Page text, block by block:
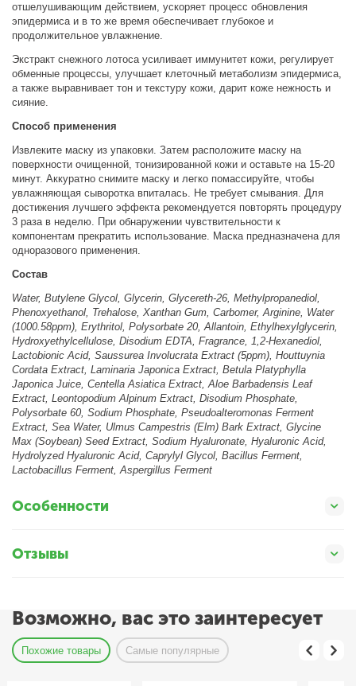
отшелушивающим действием, ускоряет процесс обновления
эпидермиса и в то же время обеспечивает глубокое и
продолжительное увлажнение.
Экстракт снежного лотоса усиливает иммунитет кожи, регулирует
обменные процессы, улучшает клеточный метаболизм эпидермиса,
а также выравнивает тон и текстуру кожи, дарит коже нежность и
сияние.
Способ применения
Извлеките маску из упаковки. Затем расположите маску на
поверхности очищенной, тонизированной кожи и оставьте на 15-20
минут. Аккуратно снимите маску и легко помассируйте, чтобы
увлажняющая сыворотка впиталась. Не требует смывания. Для
достижения лучшего эффекта рекомендуется повторять процедуру
3 раза в неделю. При обнаружении чувствительности к
компонентам прекратить использование. Маска предназначена для
одноразового применения.
Состав
Water, Butylene Glycol, Glycerin, Glycereth-26, Methylpropanediol,
Phenoxyethanol, Trehalose, Xanthan Gum, Carbomer, Arginine, Water
(1000.58ppm), Erythritol, Polysorbate 20, Allantoin, Ethylhexylglycerin,
Hydroxyethylcellulose, Disodium EDTA, Fragrance, 1,2-Hexanediol,
Lactobionic Acid, Saussurea Involucrata Extract (5ppm), Houttuynia
Cordata Extract, Laminaria Japonica Extract, Betula Platyphylla
Japonica Juice, Centella Asiatica Extract, Aloe Barbadensis Leaf
Extract, Leontopodium Alpinum Extract, Disodium Phosphate,
Polysorbate 60, Sodium Phosphate, Pseudoalteromonas Ferment
Extract, Sea Water, Ulmus Campestris (Elm) Bark Extract, Glycine
Max (Soybean) Seed Extract, Sodium Hyaluronate, Hyaluronic Acid,
Hydrolyzed Hyaluronic Acid, Caprylyl Glycol, Bacillus Ferment,
Lactobacillus Ferment, Aspergillus Ferment
Особенности
Отзывы
Возможно, вас это заинтересует
Похожие товары Самые популярные